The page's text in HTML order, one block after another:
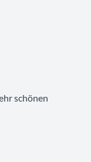
schönen